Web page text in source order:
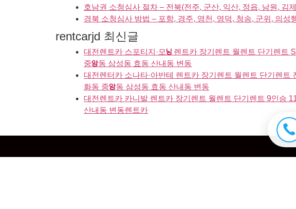
호남권 소청심사 절차 – 전북(전주, 군산, 익산, 정읍, 남원, 김
경북 소청심사 방법 – 포항, 경주, 영천, 영덕, 청송, 군위, 의
rentcarjd 최신글
대전렌트카 스포티지·모닝 렌트카 장기렌트 월렌트 단기렌
중앙동 삼성동 효동 산내동 변동
대전렌터카 소나타·아반테 렌트카 장기렌트 월렌트 단기렌
화동 중앙동 삼성동 효동 산내동 변동
대전렌트카 카니발 렌트카 장기렌트 월렌트 단기렌트 9인승
산내동 변동렌트카